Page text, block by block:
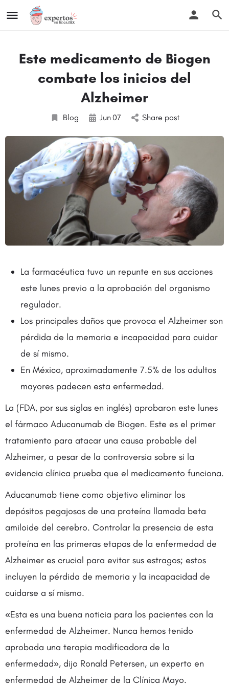
Este medicamento de Biogen
combate los inicios del
Alzheimer
Blog Jun07 Share post
La farmacéutica tuvo un repunte en sus acciones
este lunes previo a la aprobación del organismo
regulador.
Los principales daños que provoca el Alzheimer son
pérdida de la memoria e incapacidad para cuidar
de sí mismo.
En México, aproximadamente 7.5% de los adultos
mayores padecen esta enfermedad.
La (FDA, por sus siglas en inglés) aprobaron este lunes
el fármaco Aducanumab de Biogen. Este es el primer
tratamiento para atacar una causa probable del
Alzheimer, a pesar de la controversia sobre si la
evidencia clínica prueba que el medicamento funciona.
Aducanumab tiene como objetivo eliminar los
depósitos pegajosos de una proteína llamada beta
amiloide del cerebro. Controlar la presencia de esta
proteína en las primeras etapas de la enfermedad de
Alzheimer es crucial para evitar sus estragos; estos
incluyen la pérdida de memoria y la incapacidad de
cuidarse a sí mismo.
«Esta es una buena noticia para los pacientes con la
enfermedad de Alzheimer. Nunca hemos tenido
aprobada una terapia modificadora de la
enfermedad», dijo Ronald Petersen, un experto en
enfermedad de Alzheimer de la Clínica Mayo.